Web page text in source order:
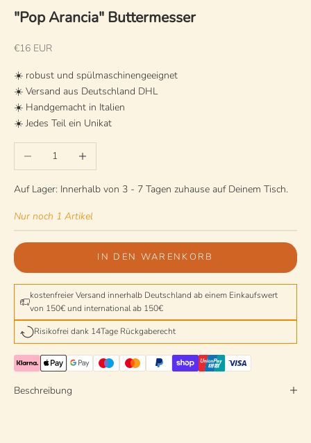
"Pop Arancia" Buttermesser
Angebot
€16 EUR
☀️ robust und spülmaschinengeeignet
☀️ Versand aus Deutschland DHL
☀️ Handgemacht in Italien
☀️ Jedes Teil ein Unikat
Anzahl verringernAnzahl erhöhen
Auf Lager: Innerhalb von 3 - 7 Tagen zuhause auf Deinem Tisch.
Nur noch 1 Artikel
IN DEN WARENKORB
kostenfreier Versand innerhalb Deutschland ab einem Einkaufswert
von 150€ und international ab 150€
Risikofrei dank 14Tage Rückgaberecht
Beschreibung